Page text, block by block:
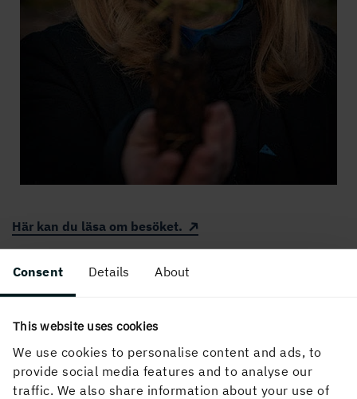
Consent Details About
This website uses cookies
We use cookies to personalise content and ads, to
provide social media features and to analyse our
traffic. We also share information about your use of
Här kan du läsa om besöket.
6 november, 2019